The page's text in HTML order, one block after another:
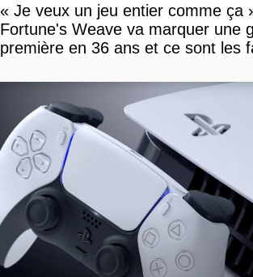
« Je veux un jeu entier comme ça
Fortune's Weave va marquer une
première en 36 ans et ce sont les